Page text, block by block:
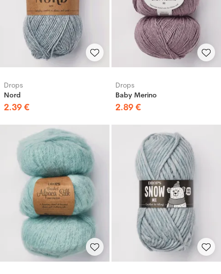
Drops
Nord
2.39 €
Drops
Baby Merino
2.89 €